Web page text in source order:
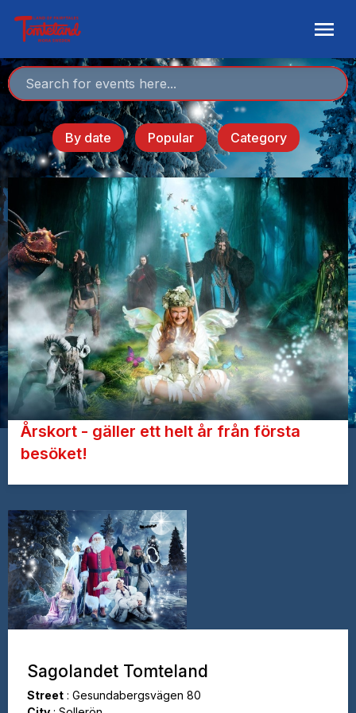
By date Popular Category
Årskort - gäller ett helt år från första
besöket!
Sagolandet Tomteland
Street : Gesundabergsvägen 80